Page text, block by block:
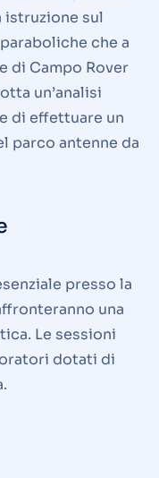
istruzione sul
che a
di Campo Rover
un’analisi
di effettuare un
parco antenne da
presso la
una
Le sessioni
dotati di